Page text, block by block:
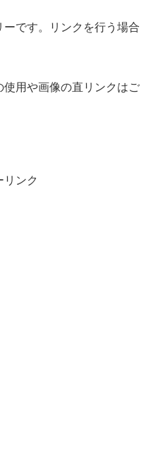
です。リンクを行う場合
用や画像の直リンクはご
リンク